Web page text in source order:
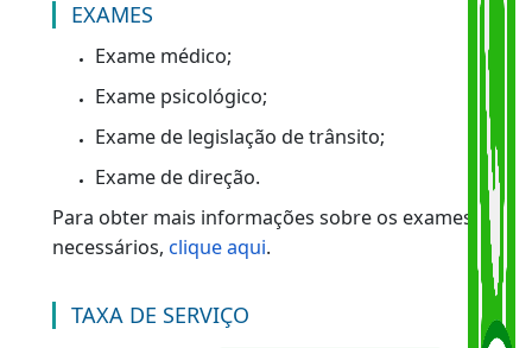
condutor na mesma categoria que
possuía antes da cassação ou em
categoria inferior.
Se aprovado na reabilitação, o condutor
manterá o mesmo número de registro
nacional que possuía anteriormente.
EXAMES